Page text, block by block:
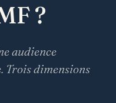
?
audience
Trois dimensions